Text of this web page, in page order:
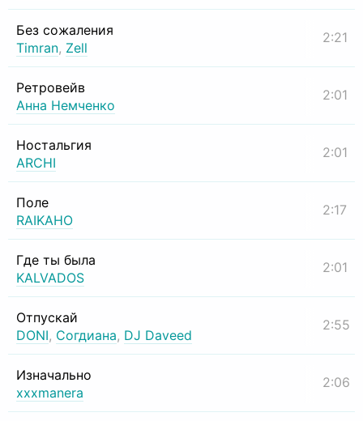
Без сожаления
Timran, Zell
2:21
Ретровейв
Анна Немченко
2:01
Ностальгия
ARCHI
2:01
Поле
RAIKAHO
2:17
Где ты была
KALVADOS
2:01
Отпускай
DONI, Согдиана, DJ Daveed
2:55
Изначально
xxxmanera
2:06